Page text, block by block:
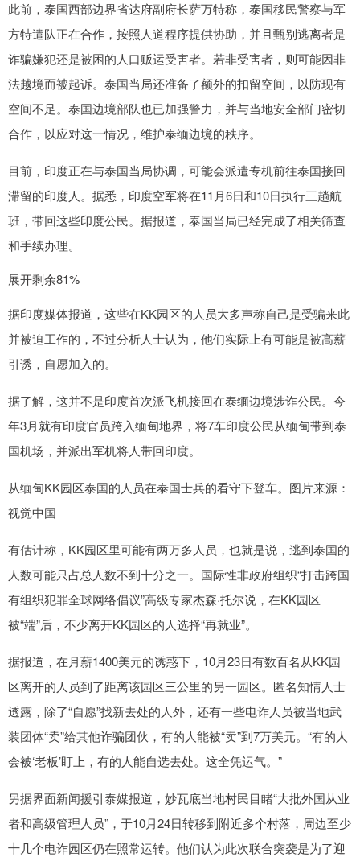
此前，泰国西部边界省达府副府长萨万特称，泰国移民警察与军
方特遣队正在合作，按照人道程序提供协助，并且甄别逃离者是
诈骗嫌犯还是被困的人口贩运受害者。若非受害者，则可能因非
法越境而被起诉。泰国当局还准备了额外的扣留空间，以防现有
空间不足。泰国边境部队也已加强警力，并与当地安全部门密切
合作，以应对这一情况，维护泰缅边境的秩序。
目前，印度正在与泰国当局协调，可能会派遣专机前往泰国接回
滞留的印度人。据悉，印度空军将在11月6日和10日执行三趟航
班，带回这些印度公民。据报道，泰国当局已经完成了相关筛查
和手续办理。
展开剩余81%
据印度媒体报道，这些在KK园区的人员大多声称自己是受骗来此
并被迫工作的，不过分析人士认为，他们实际上有可能是被高薪
引诱，自愿加入的。
据了解，这并不是印度首次派飞机接回在泰缅边境涉诈公民。今
年3月就有印度官员跨入缅甸地界，将7车印度公民从缅甸带到泰
国机场，并派出军机将人带回印度。
从缅甸KK园区泰国的人员在泰国士兵的看守下登车。图片来源：
视觉中国
有估计称，KK园区里可能有两万多人员，也就是说，逃到泰国的
人数可能只占总人数不到十分之一。国际性非政府组织“打击跨国
有组织犯罪全球网络倡议”高级专家杰森·托尔说，在KK园区
被“端”后，不少离开KK园区的人选择“再就业”。
据报道，在月薪1400美元的诱惑下，10月23日有数百名从KK园
区离开的人员到了距离该园区三公里的另一园区。匿名知情人士
透露，除了“自愿”找新去处的人外，还有一些电诈人员被当地武
装团体“卖”给其他诈骗团伙，有的人能被“卖”到7万美元。“有的人
会被‘老板’盯上，有的人能自选去处。这全凭运气。”
另据界面新闻援引泰媒报道，妙瓦底当地村民目睹“大批外国从业
者和高级管理人员”，于10月24日转移到附近多个村落，周边至少
十几个电诈园区仍在照常运转。他们认为此次联合突袭是为了迎